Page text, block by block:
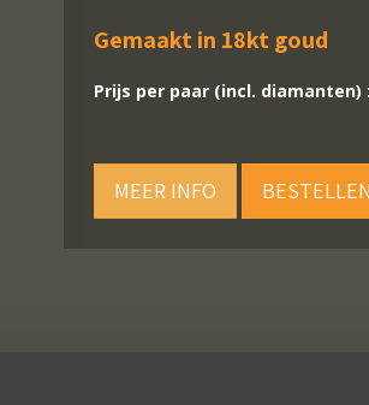
Gemaakt in 18kt goud
Prijs per paar (incl. diamanten)
MEER INFO